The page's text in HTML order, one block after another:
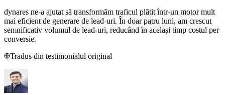
dynares ne-a ajutat să transformăm traficul plătit într-un motor mult
mai eficient de generare de lead-uri. În doar patru luni, am crescut
semnificativ volumul de lead-uri, reducând în același timp costul per
conversie.
Tradus din testimonialul original